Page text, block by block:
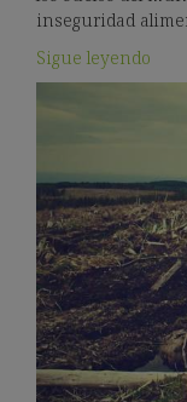
inseguridad
Sigue leyendo